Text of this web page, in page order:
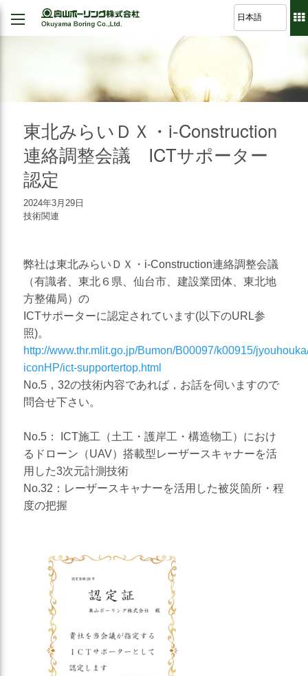
我が社の大悲願
品質方針
代表挨拶
事業紹介
会社概要
組織図
事業所図
地すべり防止工事
のり面保護工事
さく井工事
グラウト工事
調査設計
軟弱地盤解析
地下水・水文調査
測量全般
災害対応
地盤調査
土質調査
防災
斜面対策工設計
土砂災害防止法に基づく基
礎調査
総合解析
R&D 論文集
波形集水パイプ
東北みらいＤＸ・i-Construction
連絡調整会議 ICTサポーター
認定
2024年3月29日
技術関連
弊社は東北みらいＤＸ・i-Construction連絡調整会議
（有識者、東北６県、仙台市、建設業団体、東北地
方整備局）の
ICTサポーターに認定されています(以下のURL参
照)。
http://www.thr.mlit.go.jp/Bumon/B00097/k00915/
iconHP/ict-supportertop.html
No.5，32の技術内容であれば，お話を伺いますので
問合せ下さい。
No.5： ICT施工（土工・護岸工・構造物工）におけ
るドローン（UAV）搭載型レーザースキャナーを活
用した3次元計測技術
No.32：レーザースキャナーを活用した被災箇所・程
度の把握